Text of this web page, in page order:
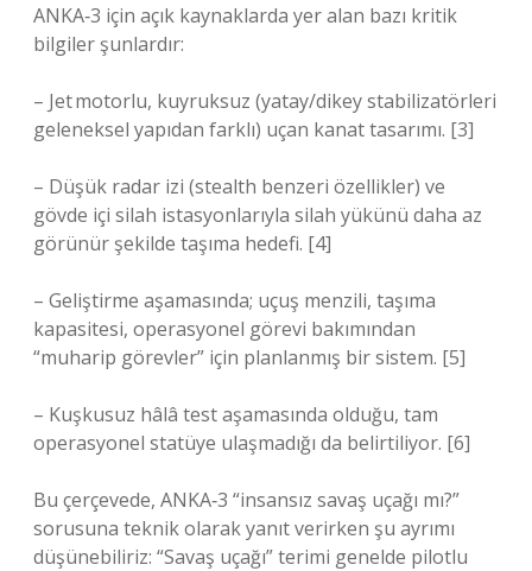
ANKA‑3 için açık kaynaklarda yer alan bazı kritik
bilgiler şunlardır:
– Jet motorlu, kuyruksuz (yatay/dikey stabilizatörleri
geleneksel yapıdan farklı) uçan kanat tasarımı. [3]
– Düşük radar izi (stealth benzeri özellikler) ve
gövde içi silah istasyonlarıyla silah yükünü daha az
görünür şekilde taşıma hedefi. [4]
– Geliştirme aşamasında; uçuş menzili, taşıma
kapasitesi, operasyonel görevi bakımından
“muharip görevler” için planlanmış bir sistem. [5]
– Kuşkusuz hâlâ test aşamasında olduğu, tam
operasyonel statüye ulaşmadığı da belirtiliyor. [6]
Bu çerçevede, ANKA‑3 “insansız savaş uçağı mı?”
sorusuna teknik olarak yanıt verirken şu ayrımı
düşünebiliriz: “Savaş uçağı” terimi genelde pilotlu